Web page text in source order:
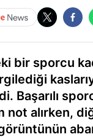
bir sporcu
Başarılı
not alırken,